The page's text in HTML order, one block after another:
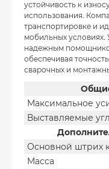
устойчивость к
использования.
транспортировке и
мобильных условиях.
надежным
обеспечивая
сварочных и
Максимальное
Выставляемые
Основной штрих
Масса